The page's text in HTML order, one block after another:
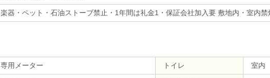
楽器・ペット・石油ストーブ禁止・1年間は礼金1・保証会社加入要 敷地内・室内禁
専用メーター トイレ 室内